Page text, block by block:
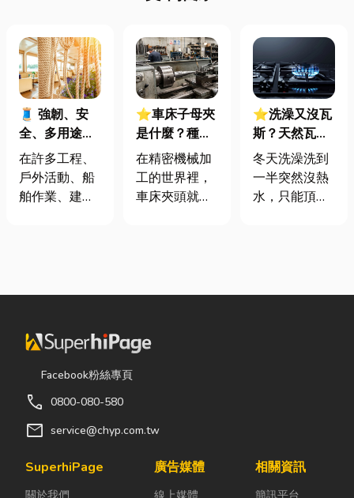
🧵 強韌、安
全、多用途！
從繩索到安全
網的全方位防
護應用指南
在許多工程、
戶外活動、船
舶作業、建築
網」其實都是
被忽略的設
備。很多人以
為繩子只是拿
其實在專業領
域中，繩索不
關係到安全、
⭐車床子母夾
是什麼？種
類、規格挑選
與台灣採購推
薦完整指南
在精密機械加
工的世界裡，
車床夾頭就像
的工件。然
異形材或精密
大量時間拆裝
這時，車床子
⭐洗澡又沒瓦
斯？天然瓦斯
是什麼、費用
怎麼算？家庭
能源選擇與配
冬天洗澡洗到
一半突然沒熱
水，只能頂著
共同噩夢。隨
麼？它跟傳統
Facebook粉絲專頁
call 0800-080-580
mail service@chyp.com.tw
SuperhiPage
關於我們
廣告媒體
線上媒體
相關資訊
簡訊平台